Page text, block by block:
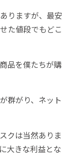
りますが、最安
た値段でもどこ
品を僕たちが購
群がり、ネット
クは当然ありま
大きな利益とな